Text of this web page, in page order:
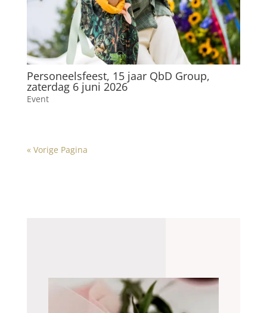
Personeelsfeest, 15 jaar QbD Group,
zaterdag 6 juni 2026
Event
« Vorige Pagina